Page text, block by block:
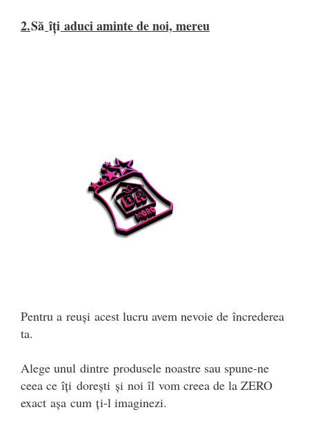
2.Să îți aduci aminte de noi, mereu
Pentru a reuși acest lucru avem nevoie de încrederea
ta.
Alege unul dintre produsele noastre sau spune-ne
ceea ce îți dorești și noi îl vom creea de la ZERO
exact așa cum ți-l imaginezi.